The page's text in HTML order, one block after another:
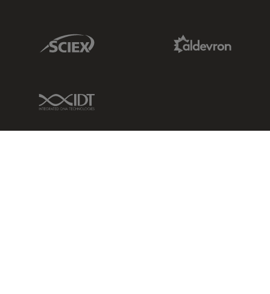
Sciex Link
IDT Link